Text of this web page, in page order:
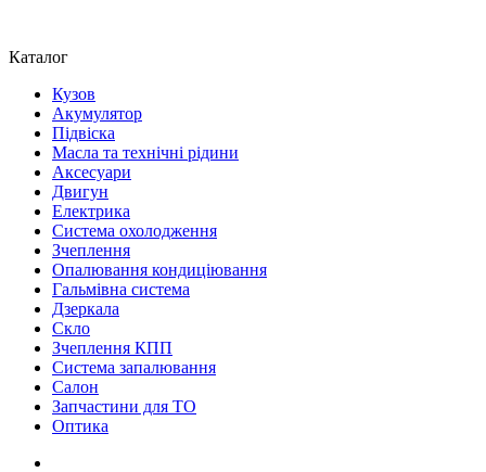
Каталог
Кузов
Акумулятор
Підвіска
Масла та технічні рідини
Аксесуари
Двигун
Електрика
Система охолодження
Зчеплення
Опалювання кондиціювання
Гальмівна система
Дзеркала
Скло
Зчеплення КПП
Система запалювання
Салон
Запчастини для ТО
Оптика